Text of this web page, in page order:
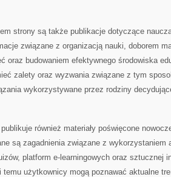
strony są także publikacje dotyczące
związane z organizacją nauki, doborem
oraz budowaniem efektywnego środowiska
zalety oraz wyzwania związane z tym
wykorzystywane przez rodziny
również materiały poświęcone
są zagadnienia związane z wykorzystaniem
platform e-learningowych oraz sztucznej
temu użytkownicy mogą poznawać aktualne